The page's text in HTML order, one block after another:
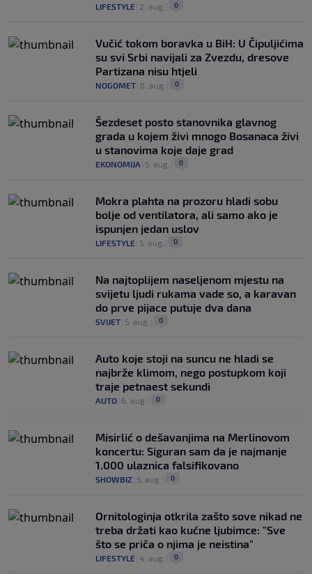
LIFESTYLE 2. aug. 0
Vučić tokom boravka u BiH: U Čipuljićima
su svi Srbi navijali za Zvezdu, dresove
Partizana nisu htjeli
NOGOMET 6. aug. 0
Šezdeset posto stanovnika glavnog
grada u kojem živi mnogo Bosanaca živi
u stanovima koje daje grad
EKONOMIJA 5. aug. 0
Mokra plahta na prozoru hladi sobu
bolje od ventilatora, ali samo ako je
ispunjen jedan uslov
LIFESTYLE 5. aug. 0
Na najtoplijem naseljenom mjestu na
svijetu ljudi rukama vade so, a karavan
do prve pijace putuje dva dana
SVIJET 5. aug. 0
Auto koje stoji na suncu ne hladi se
najbrže klimom, nego postupkom koji
traje petnaest sekundi
AUTO 6. aug. 0
Misirlić o dešavanjima na Merlinovom
koncertu: Siguran sam da je najmanje
1.000 ulaznica falsifikovano
SHOWBIZ 5. aug. 0
Ornitologinja otkrila zašto sove nikad ne
treba držati kao kućne ljubimce: "Sve
što se priča o njima je neistina"
LIFESTYLE 4. aug. 0